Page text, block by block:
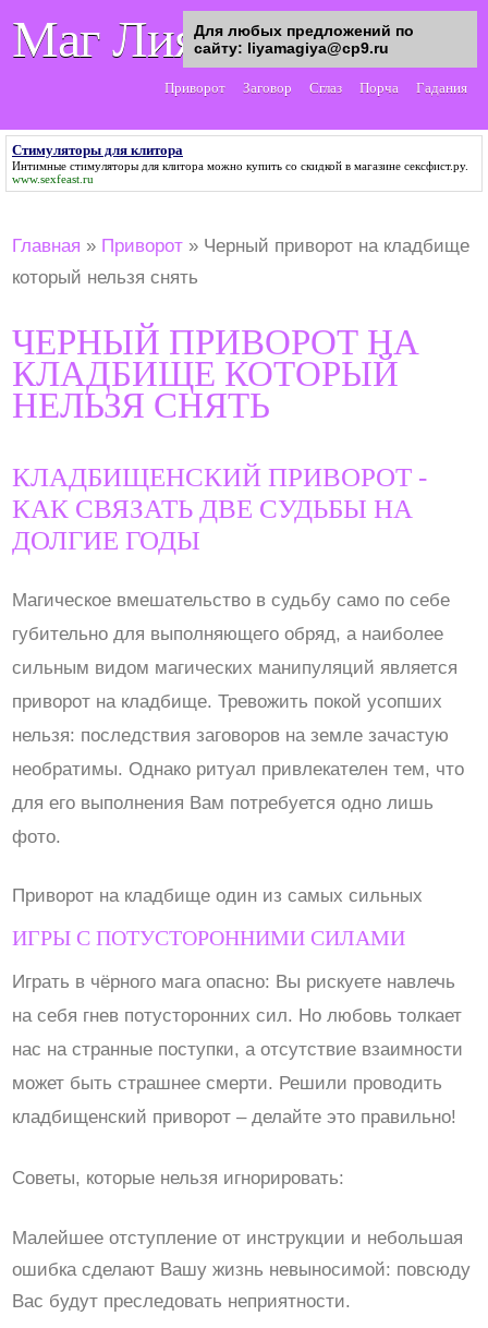
Маг Лия
Приворот Заговор Сглаз Порча Гадания
Стимуляторы для клитора
Интимные стимуляторы для клитора можно купить со скидкой в магазине сексфист.ру.
www.sexfeast.ru
Главная » Приворот » Черный приворот на кладбище
который нельзя снять
ЧЕРНЫЙ ПРИВОРОТ НА
КЛАДБИЩЕ КОТОРЫЙ
НЕЛЬЗЯ СНЯТЬ
КЛАДБИЩЕНСКИЙ ПРИВОРОТ -
КАК СВЯЗАТЬ ДВЕ СУДЬБЫ НА
ДОЛГИЕ ГОДЫ
Магическое вмешательство в судьбу само по себе
губительно для выполняющего обряд, а наиболее
сильным видом магических манипуляций является
приворот на кладбище. Тревожить покой усопших
нельзя: последствия заговоров на земле зачастую
необратимы. Однако ритуал привлекателен тем, что
для его выполнения Вам потребуется одно лишь
фото.
Приворот на кладбище один из самых сильных
ИГРЫ С ПОТУСТОРОННИМИ СИЛАМИ
Играть в чёрного мага опасно: Вы рискуете навлечь
на себя гнев потусторонних сил. Но любовь толкает
нас на странные поступки, а отсутствие взаимности
может быть страшнее смерти. Решили проводить
кладбищенский приворот – делайте это правильно!
Советы, которые нельзя игнорировать:
Малейшее отступление от инструкции и небольшая
ошибка сделают Вашу жизнь невыносимой: повсюду
Вас будут преследовать неприятности.
Для любых предложений по
сайту: liyamagiya@cp9.ru